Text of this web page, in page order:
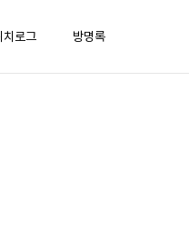
치로그 방명록